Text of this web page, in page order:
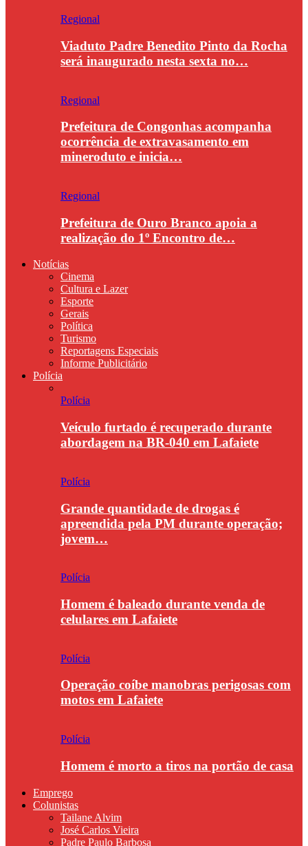
Regional
Viaduto Padre Benedito Pinto da Rocha
será inaugurado nesta sexta no…
Regional
Prefeitura de Congonhas acompanha
ocorrência de extravasamento em
mineroduto e inicia…
Regional
Prefeitura de Ouro Branco apoia a
realização do 1º Encontro de…
Notícias
Cinema
Cultura e Lazer
Esporte
Gerais
Política
Turismo
Reportagens Especiais
Informe Publicitário
Polícia
Polícia
Veículo furtado é recuperado durante
abordagem na BR-040 em Lafaiete
Polícia
Grande quantidade de drogas é
apreendida pela PM durante operação;
jovem…
Polícia
Homem é baleado durante venda de
celulares em Lafaiete
Polícia
Operação coíbe manobras perigosas com
motos em Lafaiete
Polícia
Homem é morto a tiros na portão de casa
Emprego
Colunistas
Tailane Alvim
José Carlos Vieira
Padre Paulo Barbosa